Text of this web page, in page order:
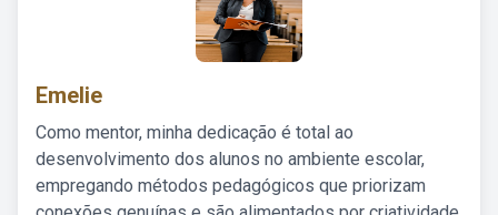
Emelie
Como mentor, minha dedicação é total ao
desenvolvimento dos alunos no ambiente escolar,
empregando métodos pedagógicos que priorizam